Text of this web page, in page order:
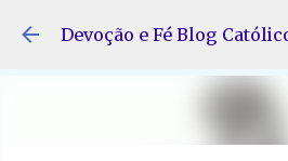
Pular para o
Devoção e Fé Blog